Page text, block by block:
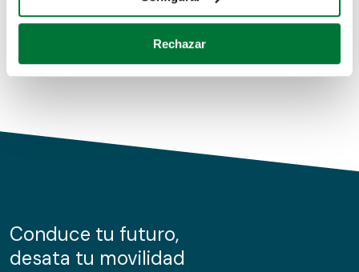
Identificar su dispositivo analizándolo activamente
para buscar características específicas (huellas
Obtenga más información sobre cómo se procesan sus
de cookies.
información sobre el uso que haga del sitio web con
nuestros partners de redes sociales, publicidad y análisis
Rechazar
Conduce tu futuro,
desata tu movilidad